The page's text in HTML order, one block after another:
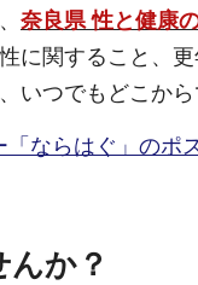
奈良県 性と健康
に関すること、
いつでもどこか
ならはぐ」のポ
か？